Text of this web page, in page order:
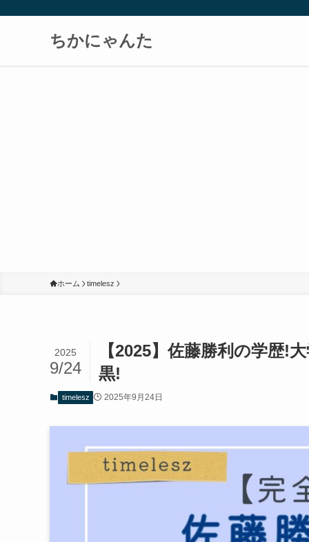
ちかにゃんた
ホーム timelesz
【2025】佐藤勝利の学歴!
黒!
2025
9/24
timelesz 2025年9月24日